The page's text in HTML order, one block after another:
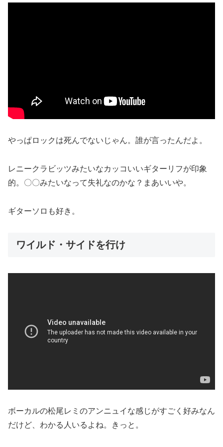
やっぱロックは死んでないじゃん。誰が言ったんだよ。
レニークラビッツみたいなカッコいいギターリフが印象
的。〇〇みたいなって失礼なのかな？まあいいや。
ギターソロも好き。
ワイルド・サイドを行け
ボーカルの松尾レミのアンニュイな感じがすごく好みなん
だけど、わかる人いるよね。きっと。